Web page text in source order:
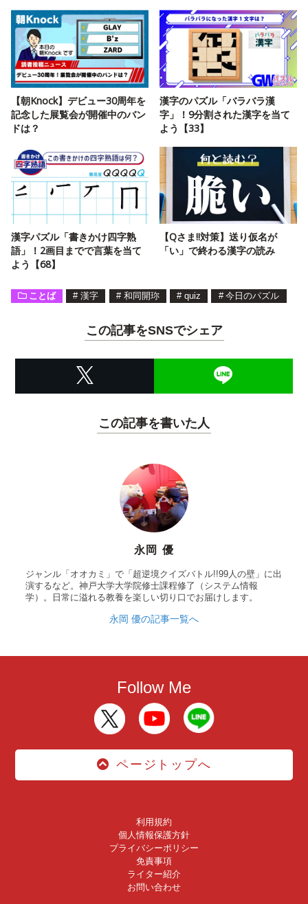
【朝Knock】デビュー30周年を
記念した展覧会が開催中のバン
ドは？
漢字のパズル「バラバラ漢
字」！9分割された漢字を当て
よう【33】
漢字パズル「書きかけ四字熟
語」！2画目までで言葉を当て
よう【68】
【Qさま!!対策】送り仮名が
「い」で終わる漢字の読み
ことば # 漢字 # 和同開珎 # quiz # 今日のパズル
この記事をSNSでシェア
この記事を書いた人
永岡 優
ジャンル「オオカミ」で「超逆境クイズバトル!!99人の壁」に出
演するなど。神戸大学大学院修士課程修了（システム情報
学）。日常に溢れる教養を楽しい切り口でお届けします。
永岡 優の記事一覧へ
Follow Me
ページトップへ
利用規約
個人情報保護方針
プライバシーポリシー
免責事項
ライター紹介
お問い合わせ